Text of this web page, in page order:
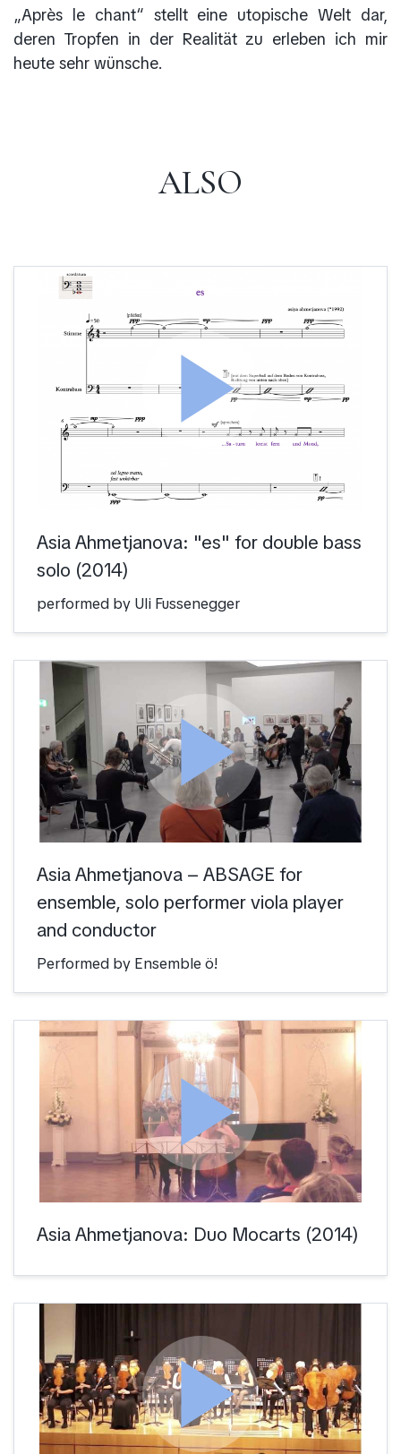
„Après le chant“ stellt eine utopische Welt dar,
deren Tropfen in der Realität zu erleben ich mir
heute sehr wünsche.
ALSO
play_arrow
Asia Ahmetjanova: "es" for double bass
solo (2014)
performed by Uli Fussenegger
play_arrow
Asia Ahmetjanova – ABSAGE for
ensemble, solo performer viola player
and conductor
Performed by Ensemble ö!
play_arrow
Asia Ahmetjanova: Duo Mocarts (2014)
play_arrow